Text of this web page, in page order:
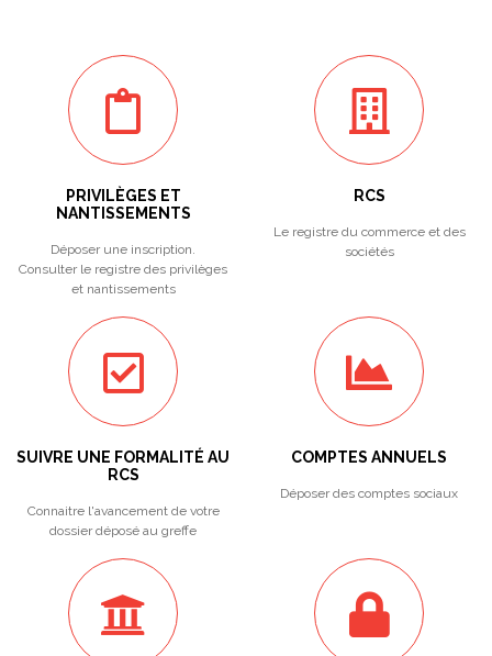
PRIVILÈGES ET
NANTISSEMENTS
Déposer une inscription.
Consulter le registre des privilèges
et nantissements
RCS
Le registre du commerce et des
sociétés
SUIVRE UNE FORMALITÉ AU
RCS
Connaitre l'avancement de votre
dossier déposé au greffe
COMPTES ANNUELS
Déposer des comptes sociaux